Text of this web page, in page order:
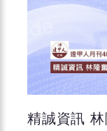
精誠資訊